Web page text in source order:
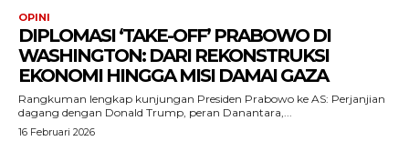
OPINI
DIPLOMASI ‘TAKE-OFF’ PRABOWO DI
WASHINGTON: DARI REKONSTRUKSI
EKONOMI HINGGA MISI DAMAI GAZA
Rangkuman lengkap kunjungan Presiden Prabowo ke AS: Perjanjian
dagang dengan Donald Trump, peran Danantara,...
16 Februari 2026